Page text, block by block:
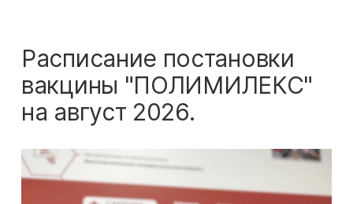
Расписание постановки
вакцины "ПОЛИМИЛЕКС"
на август 2026.